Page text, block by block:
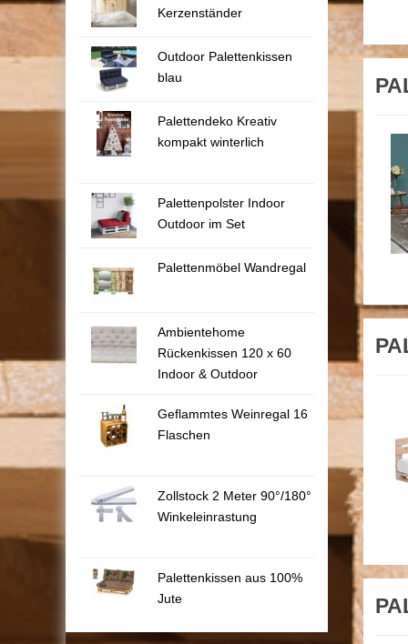
Kerzenständer
Outdoor Palettenkissen
blau
Palettendeko Kreativ
kompakt winterlich
Palettenpolster Indoor
Outdoor im Set
Palettenmöbel Wandregal
Ambientehome
Rückenkissen 120 x 60
Indoor & Outdoor
Geflammtes Weinregal 16
Flaschen
Zollstock 2 Meter 90°/180°
Winkeleinrastung
Palettenkissen aus 100%
Jute